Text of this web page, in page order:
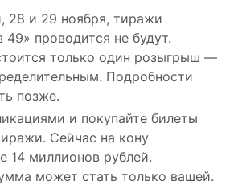
28 и 29 ноября, тиражи
49» проводится не будут.
только один розыгрыш —
Подробности
позже.
и покупайте билеты
Сейчас на кону
14 миллионов рублей.
может стать только вашей.